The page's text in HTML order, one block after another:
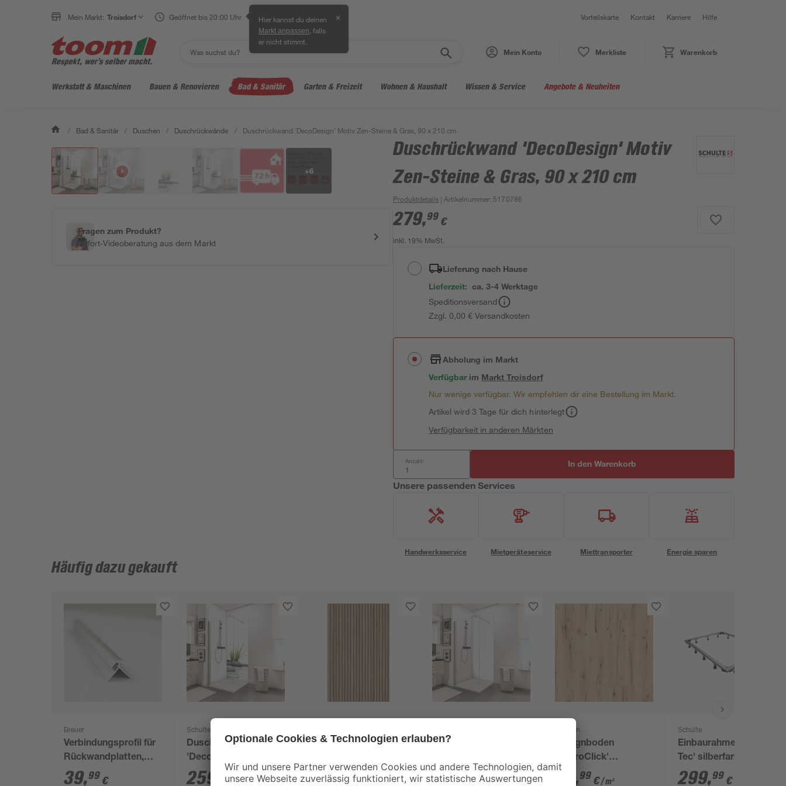
Mein Markt: Troisdorf Geöffnet bis 20:00 Uhr Hier kannst du deinen
Markt anpassen , falls
er nicht stimmt.
✕ Vorteilskarte Kontakt Karriere Hilfe
Mein Konto Merkliste Warenkorb
Werkstatt & Maschinen Bauen & Renovieren Bad & Sanitär Garten & Freizeit Wohnen & Haushalt Wissen & Service Angebote & Neuheiten
/ Bad & Sanitär / Duschen / Duschrückwände / Duschrückwand 'DecoDesign' Motiv Zen-Steine & Gras, 90 x 210 cm
+6
Fragen zum Produkt?
Sofort-Videoberatung aus dem Markt
Duschrückwand 'DecoDesign' Motiv
Zen-Steine & Gras, 90 x 210 cm
Produktdetails | Artikelnummer: 5170786
279,99 €
inkl. 19% MwSt.
Lieferung nach Hause
Lieferzeit: ca. 3-4 Werktage
Speditionsversand
Zzgl. 0,00 € Versandkosten
Abholung im Markt
Verfügbar im MarktTroisdorf
Nur wenige verfügbar. Wir empfehlen dir eine Bestellung im Markt.
Artikel wird 3 Tage für dich hinterlegt
Verfügbarkeit in anderen Märkten
Anzahl: In den Warenkorb
Unsere passenden Services
Handwerksservice Mietgeräteservice Miettransporter Energie sparen
Häufig dazu gekauft
Breuer
Verbindungsprofil für
Rückwandplatten,
Ecke außen, alu silber
39,99 €
Schulte
Duschrückwand
'DecoDesign' Motiv
Zen-Steine & Gras, 90
259 99 €
Duschrückwand
Holzoptik 100 x 210
349,99 €
Duschrückwand-
'DecoDesign' weiß, 90
199,99 €
Classen
Designboden
'HydroClick'
Graueiche
,99 €/ m²
Schulte
Einbaurahmen 'DWM-
Tec' silberfarben 70-
120 x 70-180 cm
299,99 €